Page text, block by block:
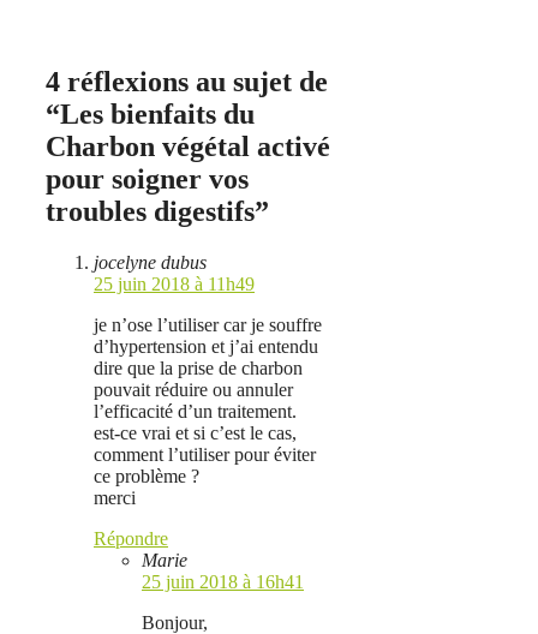
4 réflexions au sujet de
“Les bienfaits du
Charbon végétal activé
pour soigner vos
troubles digestifs”
jocelyne dubus
25 juin 2018 à 11h49
je n’ose l’utiliser car je souffre
d’hypertension et j’ai entendu
dire que la prise de charbon
pouvait réduire ou annuler
l’efficacité d’un traitement.
est-ce vrai et si c’est le cas,
comment l’utiliser pour éviter
ce problème ?
merci
Répondre
Marie
25 juin 2018 à 16h41
Bonjour,